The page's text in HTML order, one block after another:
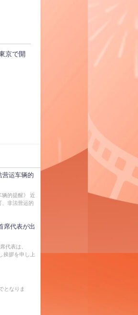
京で開
营运车辆的
辆的提醒》 近
、非法营运的
席代表が出
代表は、
挨拶を申し上
となりま